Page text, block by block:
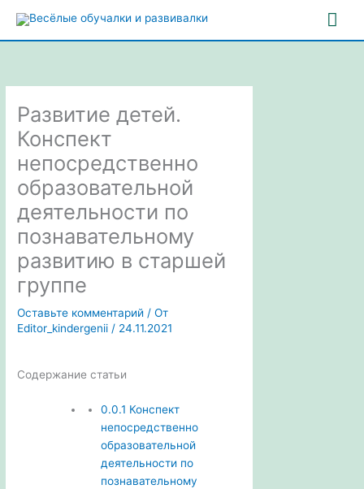
содержимому
Развитие детей.
Конспект
непосредственно
образовательной
деятельности по
познавательному
развитию в старшей
группе
Оставьте комментарий / От
Editor_kindergenii / 24.11.2021
Содержание статьи
0.0.1 Конспект
непосредственно
образовательной
деятельности по
познавательному